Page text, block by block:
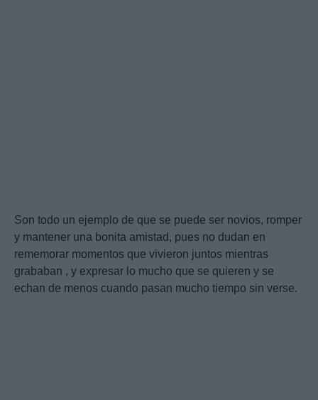
Son todo un ejemplo de que se puede ser novios, romper
y mantener una bonita amistad, pues no dudan en
rememorar momentos que vivieron juntos mientras
grababan , y expresar lo mucho que se quieren y se
echan de menos cuando pasan mucho tiempo sin verse.